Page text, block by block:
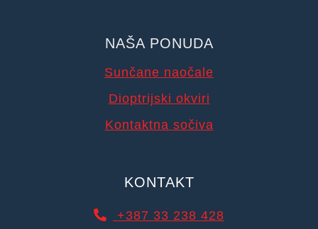
NAŠA PONUDA
Sunčane naočale
Dioptrijski okviri
Kontaktna sočiva
KONTAKT
+387 33 238 428